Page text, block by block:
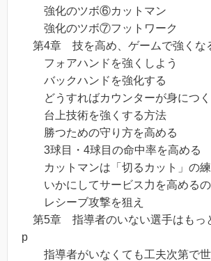
強化のツボ⑥カットマン
強化のツボ⑦フットワーク
第4章 技を高め、ゲームで強くな
フォアハンドを強くしよう
バックハンドを強化する
どうすればカウンターが身につ
台上技術を強くする方法
勝つための守り方を高める
3球目・4球目の命中率を高める
カットマンは「切るカット」の練
いかにしてサービス力を高める
レシーブ攻撃を狙え
第5章 指導者のいない選手はもっ
p
指導者がいなくても工夫次第で世